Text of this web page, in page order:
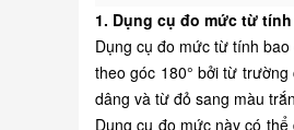
1. Dụng cụ đo mức từ tính
Dụng cụ đo mức từ tính
theo góc 180° bởi từ
dâng và từ đỏ sang màu
Dụng cụ đo mức này có